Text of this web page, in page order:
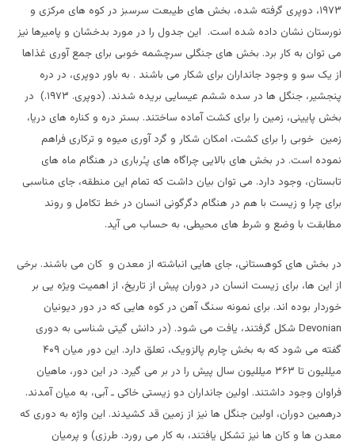
۱۹۷۳، دوپری گرفته شده، بخش های طیبعت سرسبز در کوه های مرکزی و
نورستان نشان داده شده است. این جدول را در مورد بدخشان و پامیرها نیز
می توان به کار برد. بخش های جنگلی سرچشمه خوبی برای جمع آوری غذاها
از یک سو و وجود جانداران برای شکار می باشند . به باور دوپری، در دره
پنجشیر، جنگل ها در سده ششم عیسایی بریده شدند. (دوپری. ۱۹۷۳.) در
بخش پایینی، زمین را برای کشت آماده ساختند. بستر دره و کناره های دریا،
زمین خوبی را برای کشت، امکان شکار و گرد آوری میوه و ترکاری فراهم
نموده است. در بخش های بالایی چراگاه های پـُرباری در هنگام ماه های
تابستان، وجود دارد. می توان بیان داشت که تمام این منطقه، جای مناسبی
برای چرا و زیست با هم در هنگام دگرگونی انسان در خط تکامل و روند
مطابقت با وضع و شرط های محیطی، به حساب می آید.
در بخش های کوهستانی، جای هایی انباشته از معدن و کان می باشند. برخی
از این ها، برای زیست انسان در دوران پیش از تاریخ، از اهمیت ویژه یی بر
خوردار بوده اند. برای نمونه سنگ آهن در کوه هایی که در دور دیونیان
Devonian شکل گرفتند، یافت می شود. (در دانش گیتی شناسی به دوری
گفته می شود که به بخش چارم پالزویک، تعلق دارد. این دور میان ۴۰۹
میللیون تا ۳۶۳ میللیون سال پیش را در بر می گیرد. در این دور، ماهیان
فراوان وجود داشتند. اولین جانداران دو زیستی خاکی ـ آبی، به میان آمدند.
درهمین دوران، اولین جنگل ها نیز از زمین قد کشیدند. این واژه به دوری که
معدن ها و کان ها نیز تشکل یافتند، به کار می رورد. طرزی) و پرمیان